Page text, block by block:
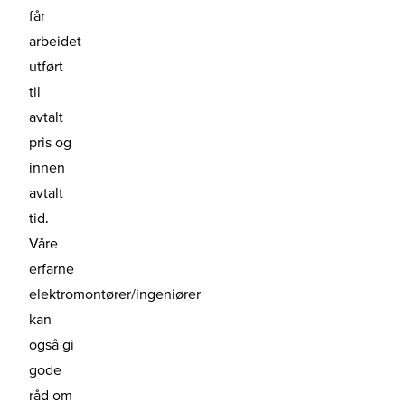
får
arbeidet
utført
til
avtalt
pris og
innen
avtalt
tid.
Våre
erfarne
elektromontører/ingeniører
kan
også gi
gode
råd om